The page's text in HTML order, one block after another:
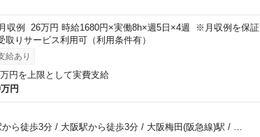
収例 26万円 時給1680円×実働8h×週5日×4週 ※月収例を保証
りサービス利用可（利用条件有）
給あり
円を上限として実費支給
円
ら徒歩3分/ 大阪駅から徒歩3分/ 大阪梅田(阪急線)駅 /